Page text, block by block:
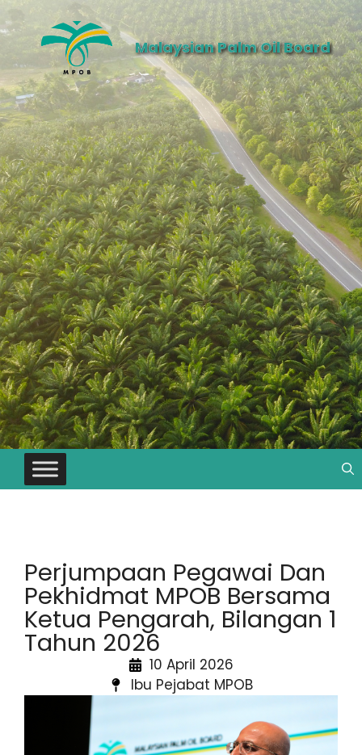
Malaysian Palm Oil Board
Perjumpaan Pegawai Dan
Pekhidmat MPOB Bersama
Ketua Pengarah, Bilangan 1
Tahun 2026
10 April 2026
Ibu Pejabat MPOB